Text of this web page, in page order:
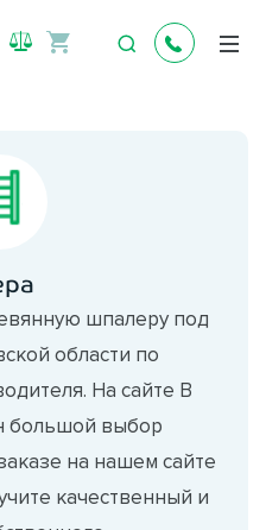
шпалеру под
области по
На сайте В
большой выбор
на нашем сайте
качественный и